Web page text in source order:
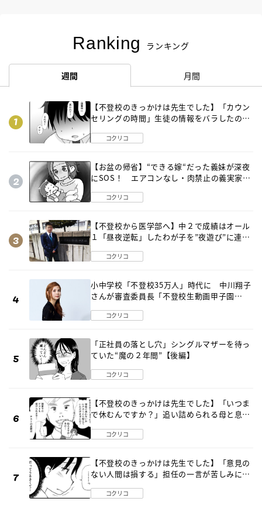
Ranking ランキング
週間 月間
【不登校のきっかけは先生でした】「カウン
セリングの時間」生徒の情報をバラしたの
コクリコ
【お盆の帰省】“できる嫁“だった義妹が深夜
にSOS！ エアコンなし・肉禁止の義実家ル
コクリコ
【不登校から医学部へ】中２で成績はオール
１「昼夜逆転」したわが子を”夜遊び”に連れ
コクリコ
小中学校「不登校35万人」時代に 中川翔子
さんが審査委員長「不登校生動画甲子園
コクリコ
「正社員の落とし穴」シングルマザーを待っ
ていた“魔の２年間”【後編】
コクリコ
【不登校のきっかけは先生でした】「いつま
で休むんですか？」追い詰められる母と息子
コクリコ
【不登校のきっかけは先生でした】「意見の
ない人間は損する」担任の一言が苦しみに…
コクリコ